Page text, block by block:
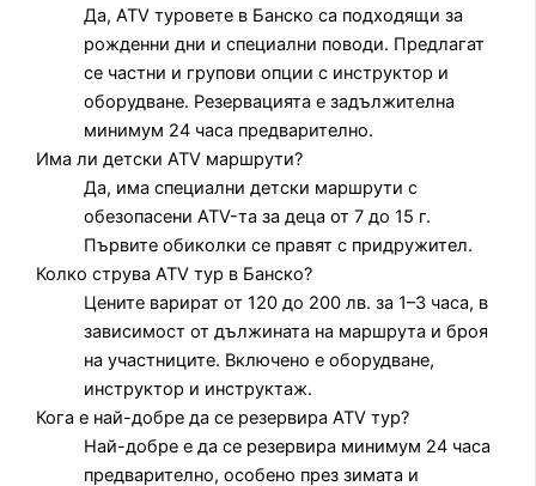
Да, ATV туровете в Банско са подходящи за
рожденни дни и специални поводи. Предлагат
се частни и групови опции с инструктор и
оборудване. Резервацията е задължителна
минимум 24 часа предварително.
Има ли детски ATV маршрути?
Да, има специални детски маршрути с
обезопасени ATV-та за деца от 7 до 15 г.
Първите обиколки се правят с придружител.
Колко струва ATV тур в Банско?
Цените варират от 120 до 200 лв. за 1–3 часа, в
зависимост от дължината на маршрута и броя
на участниците. Включено е оборудване,
инструктор и инструктаж.
Кога е най-добре да се резервира ATV тур?
Най-добре е да се резервира минимум 24 часа
предварително, особено през зимата и